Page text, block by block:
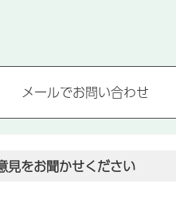
見をお聞かせください